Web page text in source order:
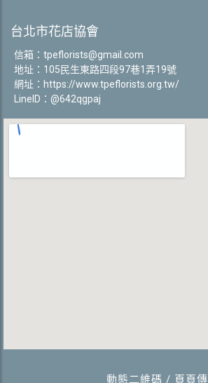
台北市花店協會
信箱： tpeflorists@gmail.com
地址：105民生東路四段97巷1弄19號
網址： https://www.tpeflorists.org.tw/
LineID：@642qgpaj
動態二維碼 / 頁頁傳